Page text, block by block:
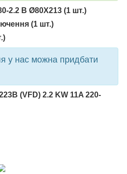
2.2 B Ø80Х213 (1 шт.)
(1 шт.)
у нас можна придбати
(VFD) 2.2 KW 11A 220-